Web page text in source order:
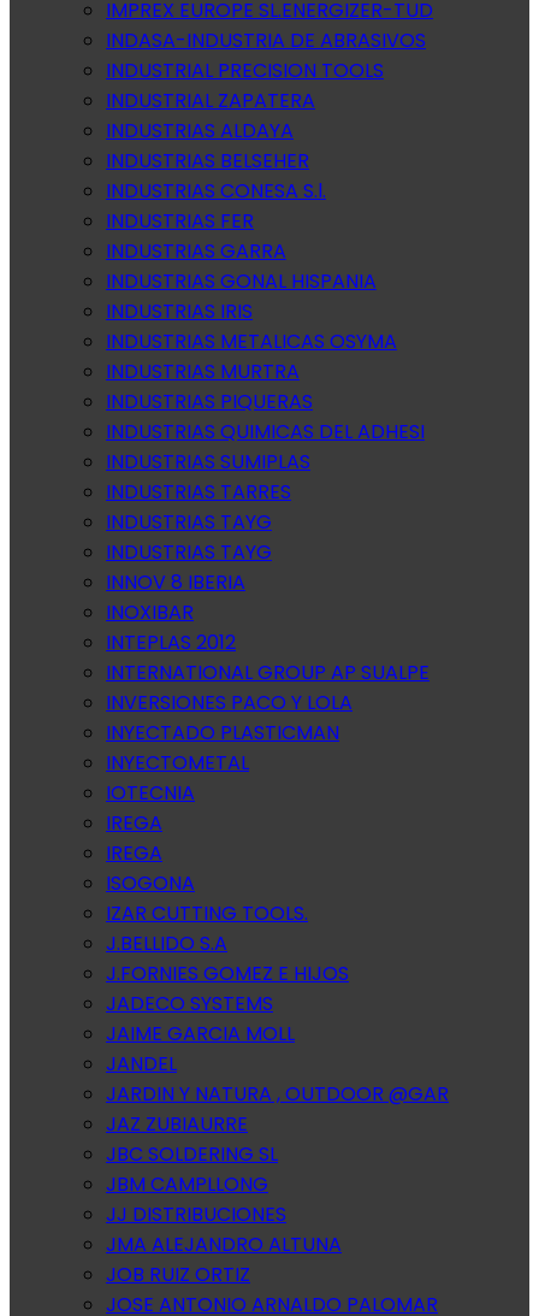
IMPREX EUROPE SL.ENERGIZER-TUD
INDASA-INDUSTRIA DE ABRASIVOS
INDUSTRIAL PRECISION TOOLS
INDUSTRIAL ZAPATERA
INDUSTRIAS ALDAYA
INDUSTRIAS BELSEHER
INDUSTRIAS CONESA S.l.
INDUSTRIAS FER
INDUSTRIAS GARRA
INDUSTRIAS GONAL HISPANIA
INDUSTRIAS IRIS
INDUSTRIAS METALICAS OSYMA
INDUSTRIAS MURTRA
INDUSTRIAS PIQUERAS
INDUSTRIAS QUIMICAS DEL ADHESI
INDUSTRIAS SUMIPLAS
INDUSTRIAS TARRES
INDUSTRIAS TAYG
INDUSTRIAS TAYG
INNOV 8 IBERIA
INOXIBAR
INTEPLAS 2012
INTERNATIONAL GROUP AP SUALPE
INVERSIONES PACO Y LOLA
INYECTADO PLASTICMAN
INYECTOMETAL
IOTECNIA
IREGA
IREGA
ISOGONA
IZAR CUTTING TOOLS.
J.BELLIDO S.A
J.FORNIES GOMEZ E HIJOS
JADECO SYSTEMS
JAIME GARCIA MOLL
JANDEL
JARDIN Y NATURA , OUTDOOR @GAR
JAZ ZUBIAURRE
JBC SOLDERING SL
JBM CAMPLLONG
JJ DISTRIBUCIONES
JMA ALEJANDRO ALTUNA
JOB RUIZ ORTIZ
JOSE ANTONIO ARNALDO PALOMAR